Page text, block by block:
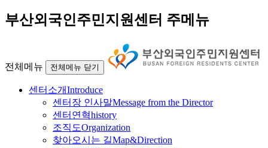
부산외국인주민지원센터 주메뉴
전체메뉴 전체메뉴 닫기
센터소개Introduce
센터장 인사말Message from the Director
센터연혁history
조직도Organization
찾아오시는 길Map&Direction